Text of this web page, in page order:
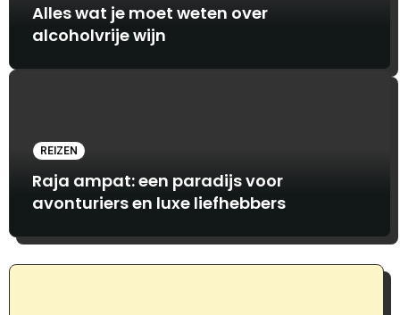
Alles wat je moet weten over
alcoholvrije wijn
REIZEN
Raja ampat: een paradijs voor
avonturiers en luxe liefhebbers